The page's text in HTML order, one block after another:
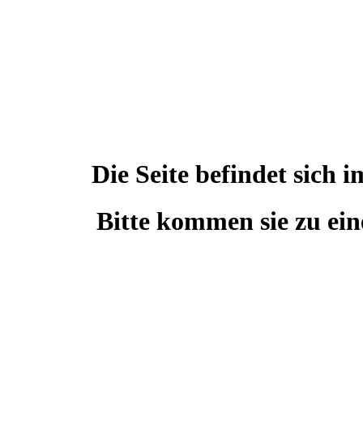
Die Seite befindet sich
Bitte kommen sie zu